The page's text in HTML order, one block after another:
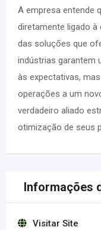
A empresa entende
diretamente ligado à
das soluções que
indústrias garantem
às expectativas,
operações a um
verdadeiro aliado
otimização de seus
Informações
Visitar Site